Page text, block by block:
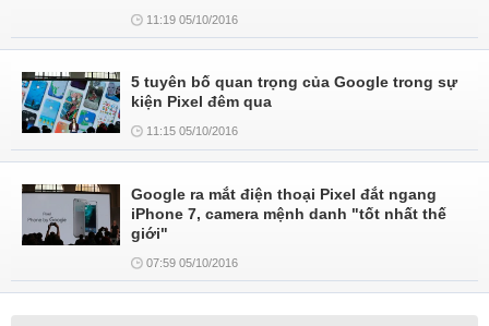
11:19 05/10/2016
5 tuyên bố quan trọng của Google trong sự
kiện Pixel đêm qua
11:15 05/10/2016
Google ra mắt điện thoại Pixel đắt ngang
iPhone 7, camera mệnh danh "tốt nhất thế
giới"
07:59 05/10/2016